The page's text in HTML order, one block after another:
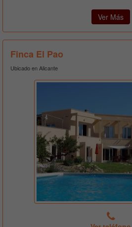
Ver Más
Finca El Pao
Ubicado en Alicante